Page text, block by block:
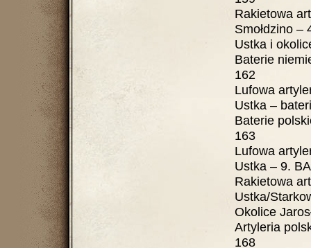
Rakietowa
Smołdzino
Ustka i
Baterie
162
Lufowa
Ustka –
Baterie
163
Lufowa
Ustka – 9.
Rakietowa
Ustka/
Okolice
Artyleria
168